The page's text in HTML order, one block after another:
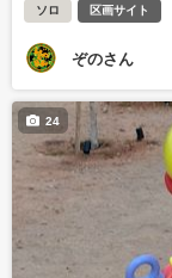
ソロ 区画サイト
ぞのさん
24